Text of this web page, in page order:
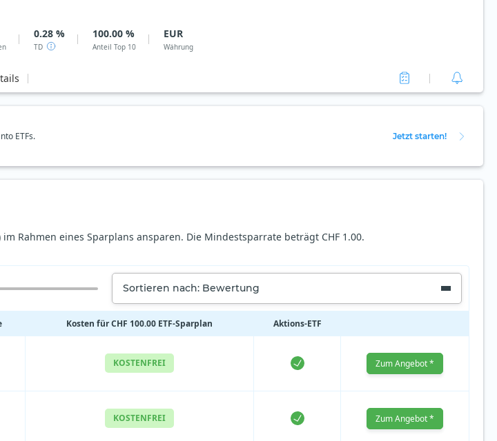
0.28 %
TD
100.00 %
Anteil Top 10
EUR
Währung
ETFs. Jetzt starten!
Rahmen eines Sparplans ansparen. Die Mindestsparrate beträgt CHF 1.00.
Sortieren nach: Bewertung
Kosten für CHF 100.00 ETF-Sparplan Aktions‑ETF
KOSTENFREI Zum Angebot *
KOSTENFREI Zum Angebot *